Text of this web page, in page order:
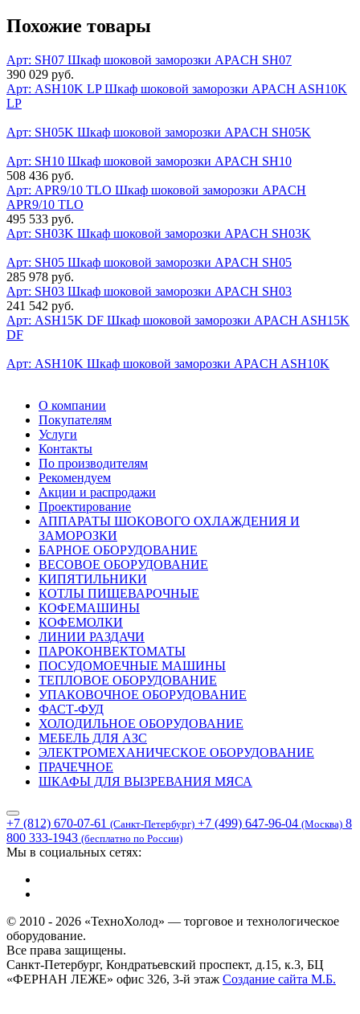
Похожие товары
Арт: SH07 Шкаф шоковой заморозки APACH SH07
390 029 руб.
Арт: ASH10K LPШкаф шоковой заморозки APACH ASH10K
LP
Арт: SH05K Шкаф шоковой заморозки APACH SH05K
Арт: SH10 Шкаф шоковой заморозки APACH SH10
508 436 руб.
Арт: APR9/10 TLO Шкаф шоковой заморозки APACH
APR9/10 TLO
495 533 руб.
Арт: SH03K Шкаф шоковой заморозки APACH SH03K
Арт: SH05 Шкаф шоковой заморозки APACH SH05
285 978 руб.
Арт: SH03 Шкаф шоковой заморозки APACH SH03
241 542 руб.
Арт: ASH15K DF Шкаф шоковой заморозки APACH ASH15K
DF
Арт: ASH10K Шкаф шоковой заморозки APACH ASH10K
О компании
Покупателям
Услуги
Контакты
По производителям
Рекомендуем
Акции и распродажи
Проектирование
АППАРАТЫ ШОКОВОГО ОХЛАЖДЕНИЯ И
ЗАМОРОЗКИ
БАРНОЕ ОБОРУДОВАНИЕ
ВЕСОВОЕ ОБОРУДОВАНИЕ
КИПЯТИЛЬНИКИ
КОТЛЫ ПИЩЕВАРОЧНЫЕ
КОФЕМАШИНЫ
КОФЕМОЛКИ
ЛИНИИ РАЗДАЧИ
ПАРОКОНВЕКТОМАТЫ
ПОСУДОМОЕЧНЫЕ МАШИНЫ
ТЕПЛОВОЕ ОБОРУДОВАНИЕ
УПАКОВОЧНОЕ ОБОРУДОВАНИЕ
ФАСТ-ФУД
ХОЛОДИЛЬНОЕ ОБОРУДОВАНИЕ
МЕБЕЛЬ ДЛЯ АЗС
ЭЛЕКТРОМЕХАНИЧЕСКОЕ ОБОРУДОВАНИЕ
ПРАЧЕЧНОЕ
ШКАФЫ ДЛЯ ВЫЗРЕВАНИЯ МЯСА
+7 (812) 670-07-61 (Санкт-Петербург) +7 (499) 647-96-04 (Москва) 8
800 333-1943 (бесплатно по России)
Мы в социальных сетях:
© 2010 - 2026 «ТехноХолод» — торговое и технологическое
оборудование.
Все права защищены.
Санкт-Петербург, Кондратьевский проспект, д.15, к.3, БЦ
«ФЕРНАН ЛЕЖЕ» офис 326, 3-й этаж Создание сайта М.Б.